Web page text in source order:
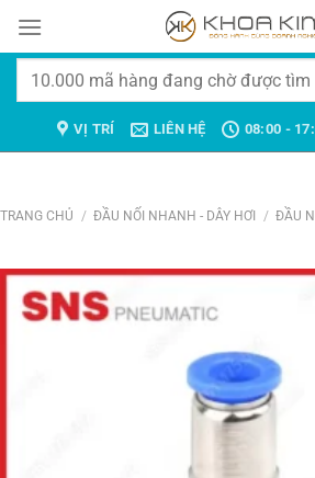
đến
Tìm
VỊ TRÍ LIÊN HỆ 08:00 -
TRANG CHỦ / ĐẦU NỐI NHANH - DÂY HƠI / ĐẦU